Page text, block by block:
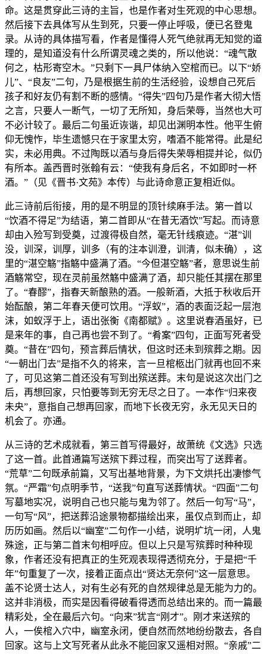
命。这是贯穿此三诗的主旨，也是作者对生死观的中心思想。
然后接下去具体写从生到死，只要一停止呼吸，便已名登鬼
录。从诗的具体描写看，作者是懂得人死气绝就再无知觉的道
理的，是知道没有什么所谓灵魂之类的，所以他说：“魂气散
何之，枯形寄空木。”只剩下一具尸体纳入空棺而已。以下“娇
儿”、“良友”二句，乃是根据生前的生活经验，设想自己死后
孩子和好友仍有割不断的感情。“得失”四句乃是作者大彻大悟
之言，只要人一断气，一切了无所知，身后荣辱，当然也大可
不必计较了。最后二句虽近诙谐，却见出渊明本性。他平生俯
仰无愧怍，毕生遗憾只在于家里太穷，嗜酒不能常得。此是纪
实，未必用典。不过陶既以酒与身后得失荣辱相提并论，似仍
有所本。盖西晋时张翰有云：“使我有身后名，不如即时一杯
酒。”（见《晋书·文苑》本传）与此诗命意正复相近似。
此三诗前后衔接，用的是不明显的顶针续麻手法。第一首以
“饮酒不得足”为结语，第二首即从“在昔无酒饮”写起。而诗意
却由入殓写到受奠，过渡得极自然，毫无针线痕迹。“湛”训
没，训深，训厚，训多（有的注本训澄，训清，似未确），这
里的“湛空觞”指觞中盛满了酒。“今但湛空觞”者，意思说生前
酒觞常空，现在灵前虽然觞中盛满了酒，却只能任其摆在那里
了。“春醪”，指春天新酿熟的酒。一般新酒，大抵于秋收后开
始酝酿，第二年春天便可饮用。“浮蚁”，酒的表面泛起一层泡
沫，如蚁浮于上，语出张衡《南都赋》。这里说春酒虽好，已
是来年的事，自己再也尝不到了。“肴案”四句，正面写死者受
奠。“昔在”四句，预言葬后情状，但这时还未到殡葬之期。因
“一朝出门去”是指不久的将来，言一旦棺柩出门就再也回不来
了，可见这第二首还没有写到出殡送葬。末句是说这次出门之
后，再想回家，只怕要等到无穷无尽之日了。一本作“归来夜
未央”，意指自己想再回家，而地下长夜无穷，永无见天日的
机会了。亦通。
从三诗的艺术成就看，第三首写得最好，故萧统《文选》只选
了这一首。此首通篇写送殡下葬过程，而突出写了送葬者。
“荒草”二句既承前篇，又写出基地背景，为下文烘托出凄惨气
氛。“严霜”句点明季节，“送我”句直写送葬情状。“四面”二句
写墓地实况，说明自己也只能与鬼为邻了。然后一句写“马”，
一句写“风”，把送葬沿途景物都描绘出来，虽仅点到而止，却
历历如画。然后以“幽室”二句作一小结，说明圹坑一闭，人鬼
殊途，正与第二首末句相呼应。但以上只是写殡葬时种种现
象，作者还没有把真正的生死观表现得透彻充分，于是把“千
年”句重复了一次，接着正面点出“贤达无奈何”这一层意思。
盖不论贤士达人，对有生必有死的自然规律总是无能为力的。
这并非消极，而实是因看得破看得透而总结出来的。而一篇最
精彩处，全在最后六句。“向来”犹言“刚才”。刚才来送殡的
人，一俟棺入穴中，幽室永闭，便自然而然地纷纷散去，各自
回家。这与上文写死者从此永不能回家又遥相对照。“亲戚”二